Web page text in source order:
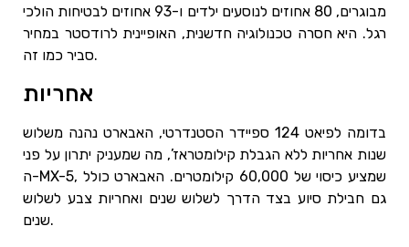
מבוגרים, 80 אחוזים לנוסעים ילדים ו-93 אחוזים לבטיחות הולכי
רגל. היא חסרה טכנולוגיה חדשנית, האופיינית לרודסטר במחיר
סביר כמו זה.
אחריות
בדומה לפיאט 124 ספיידר הסטנדרטי, האבארט נהנה משלוש
שנות אחריות ללא הגבלת קילומטראז’, מה שמעניק יתרון על פני
ה-MX-5, שמציע כיסוי של 60,000 קילומטרים. האבארט כולל
גם חבילת סיוע בצד הדרך לשלוש שנים ואחריות צבע לשלוש
שנים.